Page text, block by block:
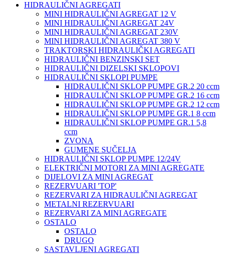
HIDRAULIČNI AGREGATI
MINI HIDRAULIČNI AGREGAT 12 V
MINI HIDRAULIČNI AGREGAT 24V
MINI HIDRAULIČNI AGREGAT 230V
MINI HIDRAULIČNI AGREGAT 380 V
TRAKTORSKI HIDRAULIČKI AGREGATI
HIDRAULIČNI BENZINSKI SET
HIDRAULIČNI DIZELSKI SKLOPOVI
HIDRAULIČNI SKLOPI PUMPE
HIDRAULIČNI SKLOP PUMPE GR.2 20 ccm
HIDRAULIČNI SKLOP PUMPE GR.2 16 ccm
HIDRAULIČNI SKLOP PUMPE GR.2 12 ccm
HIDRAULIČNI SKLOP PUMPE GR.1 8 ccm
HIDRAULIČNI SKLOP PUMPE GR.1 5,8
ccm
ZVONA
GUMENE SUČELJA
HIDRAULIČNI SKLOP PUMPE 12/24V
ELEKTRIČNI MOTORI ZA MINI AGREGATE
DIJELOVI ZA MINI AGREGAT
REZERVUARI 'TOP'
REZERVARI ZA HIDRAULIČNI AGREGAT
METALNI REZERVUARI
REZERVARI ZA MINI AGREGATE
OSTALO
OSTALO
DRUGO
SASTAVLJENI AGREGATI